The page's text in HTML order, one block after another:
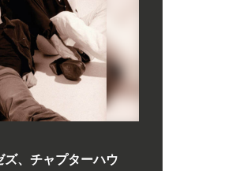
、チャプターハウ